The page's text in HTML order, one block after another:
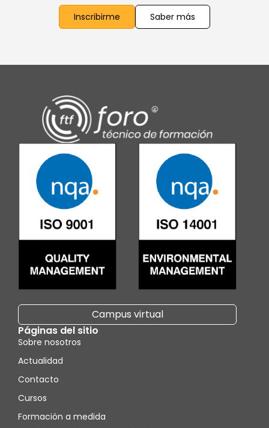
Inscribirme Saber más
Campus virtual
Páginas del sitio
Sobre nosotros
Actualidad
Contacto
Cursos
Formación a medida